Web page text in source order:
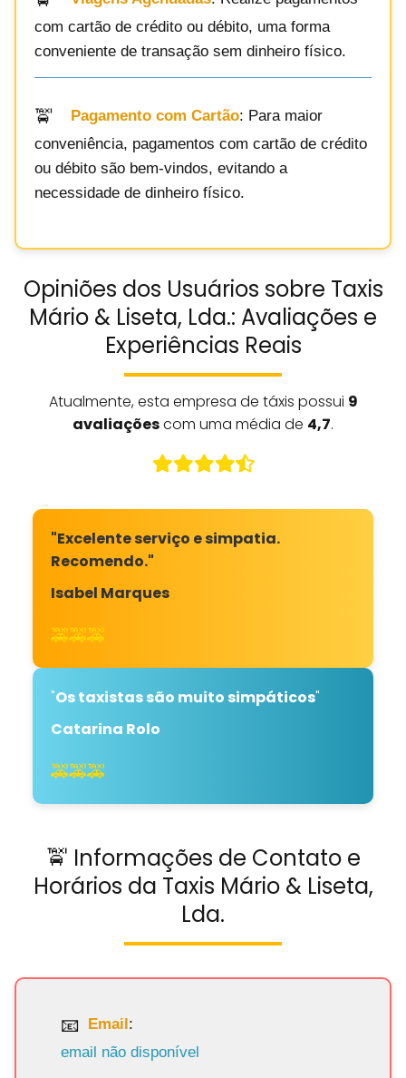
com cartão de crédito ou débito, uma forma
conveniente de transação sem dinheiro físico.
Pagamento com Cartão: Para maior
conveniência, pagamentos com cartão de crédito
ou débito são bem-vindos, evitando a
necessidade de dinheiro físico.
Opiniões dos Usuários sobre Taxis
Mário & Liseta, Lda.: Avaliações e
Experiências Reais
Atualmente, esta empresa de táxis possui 9
avaliaçõescom uma média de 4,7.
"Excelente serviço e simpatia.
Recomendo."
Isabel Marques
🚕🚕🚕
"Os taxistas são muito simpáticos"
Catarina Rolo
🚕🚕🚕
🚖 Informações de Contato e
Horários da Taxis Mário & Liseta,
Lda.
Email:
email não disponível